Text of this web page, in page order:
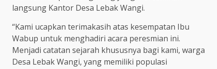
langsung Kantor Desa Lebak Wangi.
“Kami ucapkan terimakasih atas kesempatan Ibu
Wabup untuk menghadiri acara peresmian ini.
Menjadi catatan sejarah khususnya bagi kami, warga
Desa Lebak Wangi, yang memiliki populasi